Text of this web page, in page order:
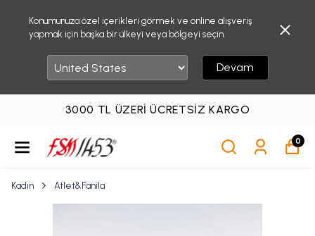
Konumunuza özel içerikleri görmek ve online alışveriş
yapmak için başka bir ülkeyi veya bölgeyi seçin.
Devam
3000 TL ÜZERI ÜCRETSIZ KARGO
0
Kadın Atlet&Fanila